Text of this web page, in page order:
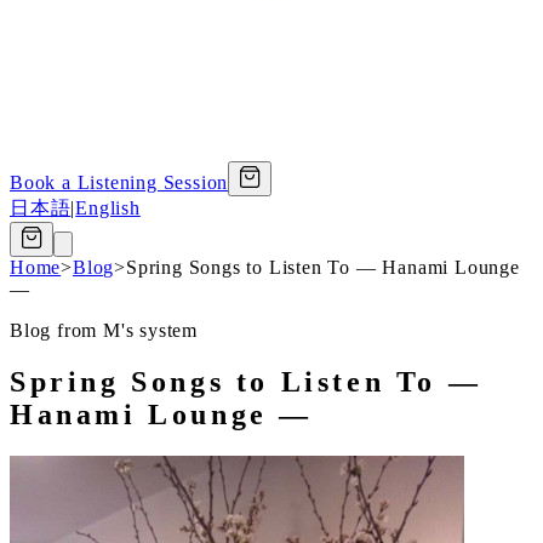
Book a Listening Session
日本語|English
Home>Blog>Spring Songs to Listen To — Hanami Lounge
—
Blog from M's system
Spring Songs to Listen To —
Hanami Lounge —